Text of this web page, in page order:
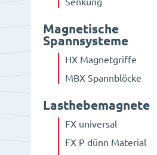
Magnetische
Spannsysteme
HX Magnetgriffe
MBX Spannblöcke
Lasthebemagnete
FX universal
FX P dünn Material